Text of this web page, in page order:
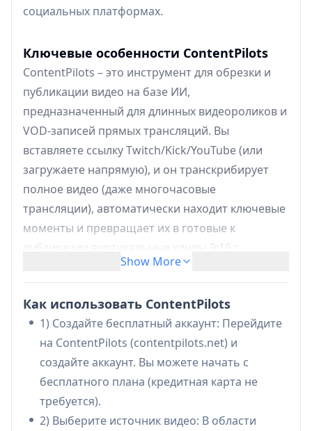
социальных платформах.
Ключевые особенности ContentPilots
ContentPilots – это инструмент для обрезки и
публикации видео на базе ИИ,
предназначенный для длинных видеороликов и
VOD-записей прямых трансляций. Вы
вставляете ссылку Twitch/Kick/YouTube (или
загружаете напрямую), и он транскрибирует
полное видео (даже многочасовые
трансляции), автоматически находит ключевые
моменты и превращает их в готовые к
публикации вертикальные клипы 9:16 с
субтитрами в стиле караоке. Он также
генерирует оптимизированные для платформы
заголовки/теги/описания и позволяет
планировать и публиковать на нескольких
платформах (например, YouTube Shorts, TikTok,
Instagram Reels и LinkedIn) из единого рабочего
процесса, поддерживаемого календарём
контента.
Автоматическая обрезка длинных VOD
Show More
Как использовать ContentPilots
1) Создайте бесплатный аккаунт: Перейдите
на ContentPilots (contentpilots.net) и
создайте аккаунт. Вы можете начать с
бесплатного плана (кредитная карта не
требуется).
2) Выберите источник видео: В области